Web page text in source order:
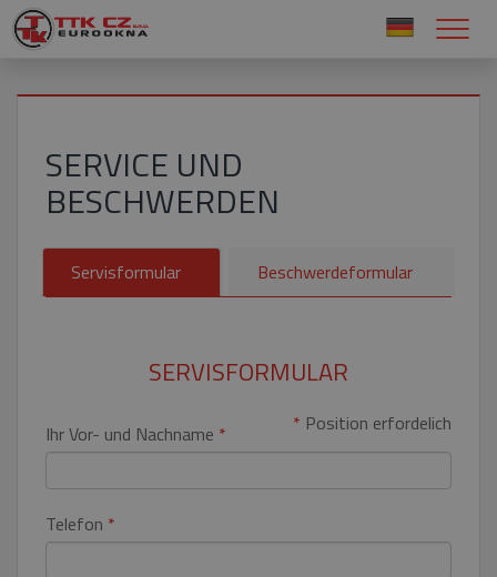
SERVICE UND
BESCHWERDEN
Servisformular Beschwerdeformular
SERVISFORMULAR
* Position erfordelich
Ihr Vor- und Nachname *
Telefon *